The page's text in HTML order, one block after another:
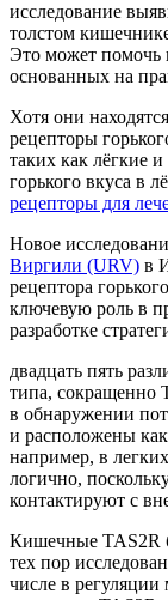
исследование
толстом
Это может помочь
основанных на
Хотя они
рецепторы
таких как лёгкие
горького вкуса в
рецепторы для
Новое
Виргили (URV) в
рецептора
ключевую роль в
разработке
двадцать пять
типа, сокращенно
в обнаружении
и расположены
например, в
логично,
контактируют с
Кишечные TAS2R
тех пор
числе в регуляции